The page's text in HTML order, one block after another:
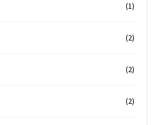
(1)
(2)
(2)
(2)